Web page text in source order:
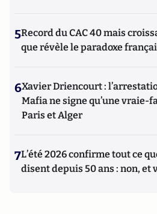
5Record du CAC 40 mais
que révèle le paradoxe
6Xavier Driencourt :
Mafia ne signe qu’une vraie-
Paris et Alger
7L’été 2026 confirme tout ce
disent depuis 50 ans : non, et